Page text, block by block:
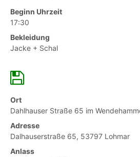
Beginn Uhrzeit
17:30
Bekleidung
Jacke + Schal
Ort
Dahlhauser Straße 65 im
Adresse
Dalhauserstraße 65, 53797 Lohmar
Anlass